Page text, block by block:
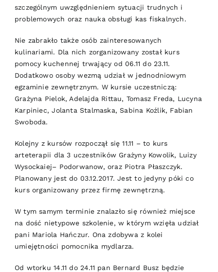
szczególnym uwzględnieniem sytuacji trudnych i
problemowych oraz nauka obsługi kas fiskalnych.
Nie zabrakło także osób zainteresowanych
kulinariami. Dla nich zorganizowany został kurs
pomocy kuchennej trwający od 06.11 do 23.11.
Dodatkowo osoby wezmą udział w jednodniowym
egzaminie zewnętrznym. W kursie uczestniczą:
Grażyna Pielok, Adelajda Rittau, Tomasz Freda, Lucyna
Karpiniec, Jolanta Stalmaska, Sabina Koźlik, Fabian
Swoboda.
Kolejny z kursów rozpoczął się 11.11 – to kurs
arteterapii dla 3 uczestników Grażyny Kowolik, Luizy
Wysockaiej– Podorwanow, oraz Piotra Płaszczyk.
Planowany jest do 03.12.2017. Jest to jedyny póki co
kurs organizowany przez firmę zewnętrzną.
W tym samym terminie znalazło się również miejsce
na dość nietypowe szkolenie, w którym wzięła udział
pani Mariola Hańczur. Ona zdobywa z kolei
umiejętności pomocnika mydlarza.
Od wtorku 14.11 do 24.11 pan Bernard Busz będzie